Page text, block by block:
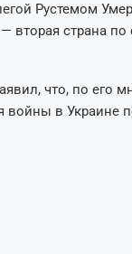
Рустемом
вторая страна по
что, по его
войны в Украине